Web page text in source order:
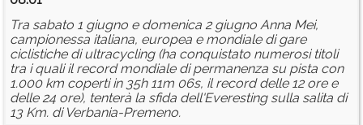
Tra sabato 1 giugno e domenica 2 giugno Anna Mei,
campionessa italiana, europea e mondiale di gare
ciclistiche di ultracycling (ha conquistato numerosi titoli
tra i quali il record mondiale di permanenza su pista con
1.000 km coperti in 35h 11m 06s, il record delle 12 ore e
delle 24 ore), tenterà la sfida dell'Everesting sulla salita di
13 Km. di Verbania-Premeno.